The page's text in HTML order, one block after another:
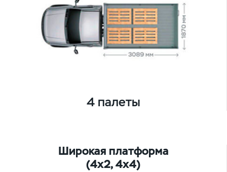
4 палеты
Широкая платформа
(4х2, 4х4)